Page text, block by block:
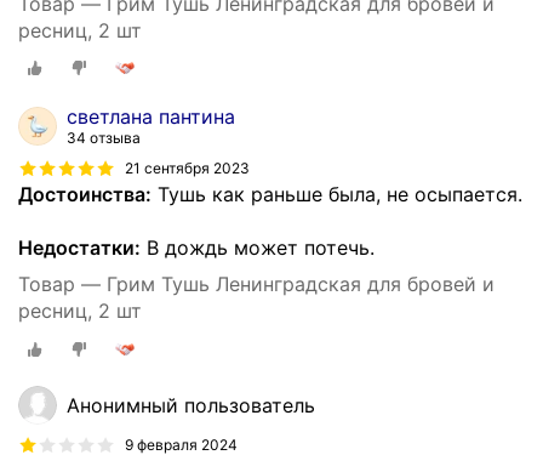
ресниц, 2 шт
светлана пантина
34 отзыва
21 сентября 2023
Достоинства: Тушь как раньше была, не осыпается.
Недостатки: В дождь может потечь.
Товар — Грим Тушь Ленинградская для бровей и
ресниц, 2 шт
Анонимный пользователь
9 февраля 2024